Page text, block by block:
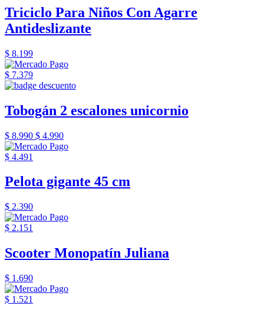
Triciclo Para Niños Con Agarre
Antideslizante
$ 8.199
$ 7.379
Tobogán 2 escalones unicornio
$ 8.990 $ 4.990
$ 4.491
Pelota gigante 45 cm
$ 2.390
$ 2.151
Scooter Monopatín Juliana
$ 1.690
$ 1.521